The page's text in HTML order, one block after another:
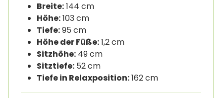
Breite:144 cm
Höhe:103 cm
Tiefe:95 cm
Höhe der Füße:1,2 cm
Sitzhöhe: 49 cm
Sitztiefe: 52 cm
Tiefe in Relaxposition:162 cm